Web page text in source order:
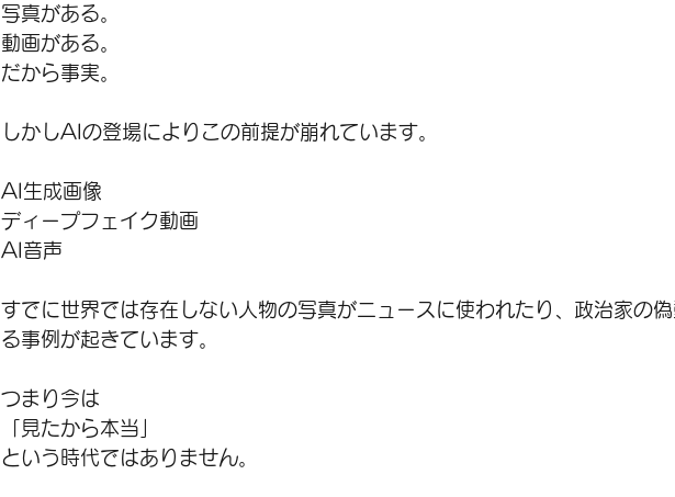
写真がある。
動画がある。
だから事実。
しかしAIの登場によりこの前提が崩れています。
AI生成画像
ディープフェイク動画
AI音声
すでに世界では存在しない人物の写真がニュースに使われたり、政治家の
る事例が起きています。
つまり今は
「見たから本当」
という時代ではありません。